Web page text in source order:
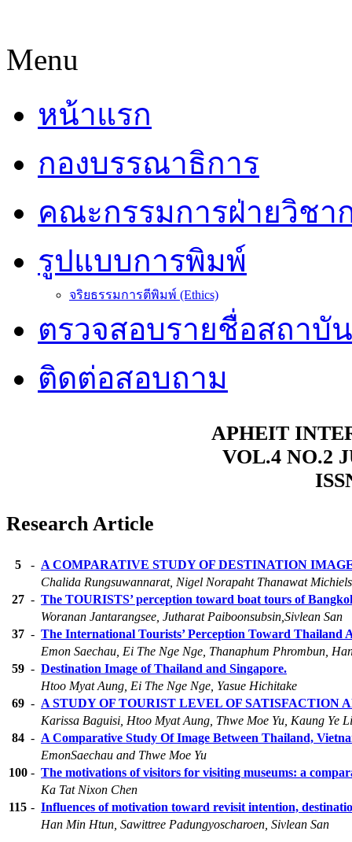
Menu
หน้าแรก
กองบรรณาธิการ
คณะกรรมการฝ่ายวิชา
รูปแบบการพิมพ์
จริยธรรมการตีพิมพ์ (Ethics)
ตรวจสอบรายชื่อสถาบั
ติดต่อสอบถาม
APHEIT
VOL.4 NO.2
Research Article
5 - A COMPARATIVE STUDY OF DESTINATION
Chalida Rungsuwannarat, Nigel Norapaht Thanawat
27 - The TOURISTS’ perception toward boat tours of
Woranan Jantarangsee, Jutharat Paiboonsubsin,Sivlean San
37 - The International Tourists’ Perception Toward Thailand
Emon Saechau, Ei The Nge Nge, Thanaphum Phrombun,
59 - Destination Image of Thailand and Singapore.
Htoo Myat Aung, Ei The Nge Nge, Yasue Hichitake
69 - A STUDY OF TOURIST LEVEL OF SATISFACTION
Karissa Baguisi, Htoo Myat Aung, Thwe Moe Yu, Kaung Ye
84 - A Comparative Study Of Image Between Thailand,
EmonSaechau and Thwe Moe Yu
100 - The motivations of visitors for visiting museums: a
Ka Tat Nixon Chen
115 - Influences of motivation toward revisit intention,
Han Min Htun, Sawittree Padungyoscharoen, Sivlean San